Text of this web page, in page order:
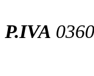
P.IVA